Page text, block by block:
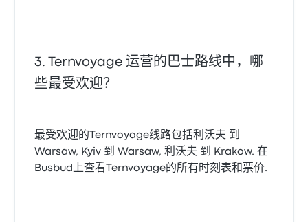
Ternvoyage 运营的巴士路线中，哪
些最受欢迎？
最受欢迎的Ternvoyage线路包括利沃夫 到
Warsaw, Kyiv 到 Warsaw, 利沃夫 到 Krakow. 在
Busbud上查看Ternvoyage的所有时刻表和票价.